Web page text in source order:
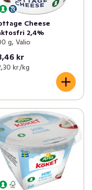
med den
procent svensk
FSC-märkt
Cheese
2,4%
g, Valio
kr
kr /kg